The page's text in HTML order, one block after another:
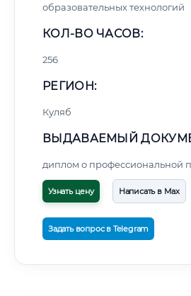
образовательных технологий
КОЛ-ВО ЧАСОВ:
256
РЕГИОН:
Куляб
ВЫДАВАЕМЫЙ
диплом о профессиональной
Узнать цену Написать в Max
Задать вопрос в Telegram